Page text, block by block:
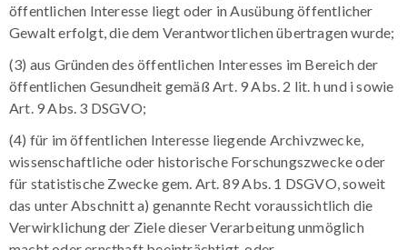
öffentlichen Interesse liegt oder in Ausübung öffentlicher
Gewalt erfolgt, die dem Verantwortlichen übertragen wurde;
(3) aus Gründen des öffentlichen Interesses im Bereich der
öffentlichen Gesundheit gemäß Art. 9 Abs. 2 lit. h und i sowie
Art. 9 Abs. 3 DSGVO;
(4) für im öffentlichen Interesse liegende Archivzwecke,
wissenschaftliche oder historische Forschungszwecke oder
für statistische Zwecke gem. Art. 89 Abs. 1 DSGVO, soweit
das unter Abschnitt a) genannte Recht voraussichtlich die
Verwirklichung der Ziele dieser Verarbeitung unmöglich